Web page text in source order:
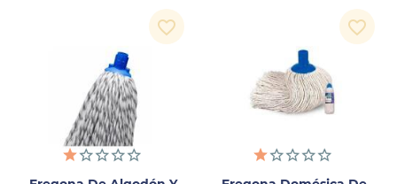
favorite_border favorite_border